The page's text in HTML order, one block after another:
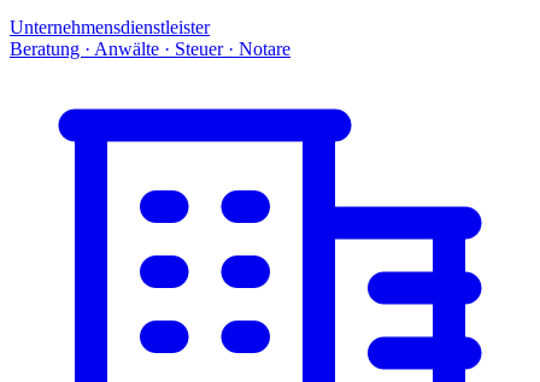
Unternehmensdienstleister
Beratung · Anwälte · Steuer · Notare